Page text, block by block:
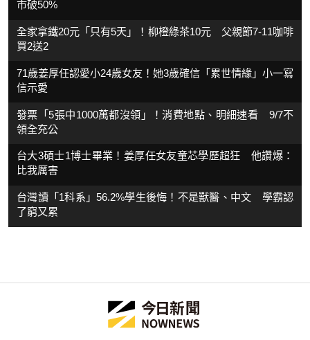
市破50%
全家拿鐵20元「只有5天」！柳橙綠茶10元 父親節7-11咖啡
買2送2
71歲姜厚任認愛小24歲女友！她3歲確信「累世情緣」小一寫
信示愛
發票「5張中1000萬都沒領」！消費地點、明細速看 9/7不
領全充公
台大3碩士1博士畢業！姜厚任女友童芯學歷超狂 他讚爆：
比我厲害
台灣讀「1科系」56.2%學生後悔！不是獸醫、中文 學霸認
了窮又累